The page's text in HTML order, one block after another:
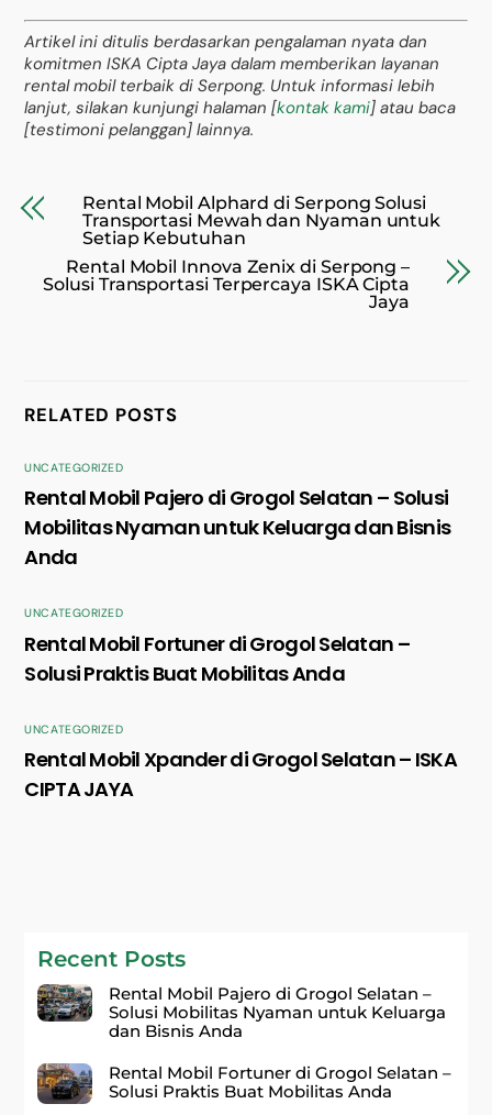
Artikel ini ditulis berdasarkan pengalaman nyata dan
komitmen ISKA Cipta Jaya dalam memberikan layanan
rental mobil terbaik di Serpong. Untuk informasi lebih
lanjut, silakan kunjungi halaman [kontak kami] atau baca
[testimoni pelanggan] lainnya.
Rental Mobil Alphard di Serpong Solusi
Transportasi Mewah dan Nyaman untuk
Setiap Kebutuhan
Rental Mobil Innova Zenix di Serpong –
Solusi Transportasi Terpercaya ISKA Cipta
Jaya
RELATED POSTS
UNCATEGORIZED
Rental Mobil Pajero di Grogol Selatan – Solusi
Mobilitas Nyaman untuk Keluarga dan Bisnis
Anda
UNCATEGORIZED
Rental Mobil Fortuner di Grogol Selatan –
Solusi Praktis Buat Mobilitas Anda
UNCATEGORIZED
Rental Mobil Xpander di Grogol Selatan – ISKA
CIPTA JAYA
Recent Posts
Rental Mobil Pajero di Grogol Selatan –
Solusi Mobilitas Nyaman untuk Keluarga
dan Bisnis Anda
Rental Mobil Fortuner di Grogol Selatan –
Solusi Praktis Buat Mobilitas Anda